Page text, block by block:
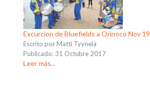
Excurcion de Bluefields a Orinoco Nov 19
Escrito por Matti Tyynelä
Publicado: 31 Octubre 2017
Leer más...